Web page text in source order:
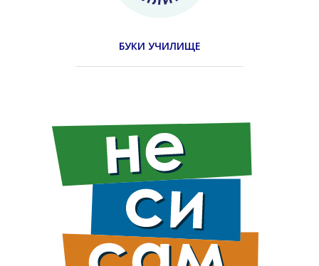
БУКИ УЧИЛИЩЕ